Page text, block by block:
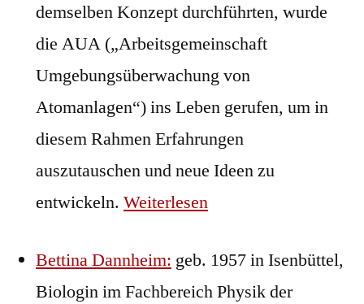
demselben Konzept durchführten, wurde
die AUA („Arbeitsgemeinschaft
Umgebungsüberwachung von
Atomanlagen“) ins Leben gerufen, um in
diesem Rahmen Erfahrungen
auszutauschen und neue Ideen zu
entwickeln. Weiterlesen
Bettina Dannheim: geb. 1957 in Isenbüttel,
Biologin im Fachbereich Physik der